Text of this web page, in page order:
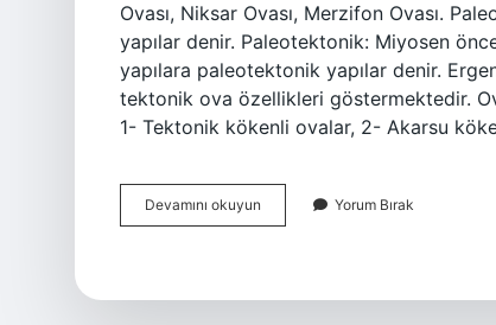
Ovası, Niksar Ovası, Merzifon Ovası.
yapılar denir. Paleotektonik: Miyosen
yapılara paleotektonik yapılar denir.
tektonik ova özellikleri göstermektedir.
1- Tektonik kökenli ovalar, 2- Akarsu
Devamını okuyun
Ovası
Yorum Bırak